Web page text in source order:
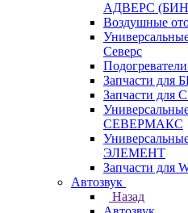
АДВЕРС
Воздушные
Северс
Запчасти для
Запчасти
СЕВЕРМАКС
ЭЛЕМЕНТ
Запчасти для
Автозвук
Назад